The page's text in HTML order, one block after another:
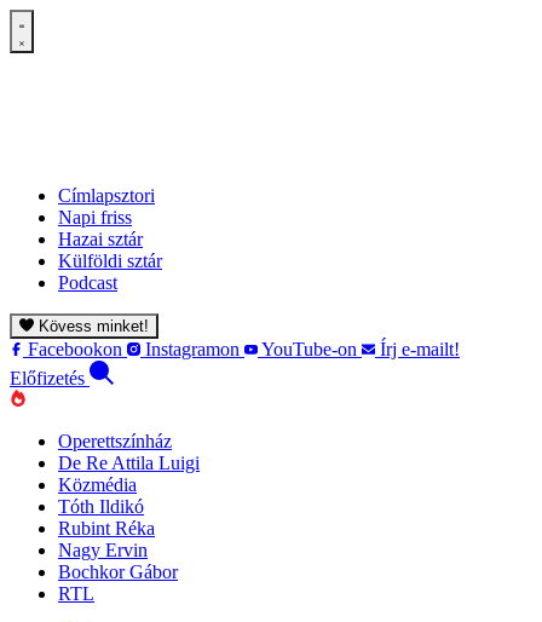
Címlapsztori
Napi friss
Hazai sztár
Külföldi sztár
Podcast
Kövess minket!
Facebookon Instagramon YouTube-on
Írj e-mailt!
Előfizetés
Operettszínház
De Re Attila Luigi
Közmédia
Tóth Ildikó
Rubint Réka
Nagy Ervin
Bochkor Gábor
RTL